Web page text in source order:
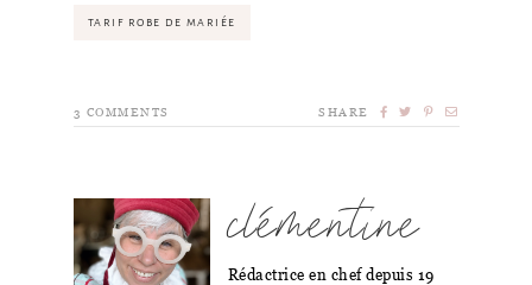
TARIF ROBE DE MARIÉE
3 COMMENTS SHARE
clémentine
Rédactrice en chef depuis 19